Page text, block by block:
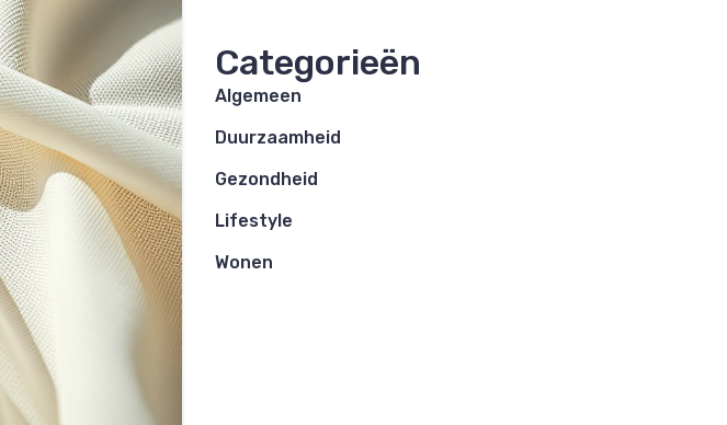
Categorieën
Algemeen
Duurzaamheid
Gezondheid
Lifestyle
Wonen